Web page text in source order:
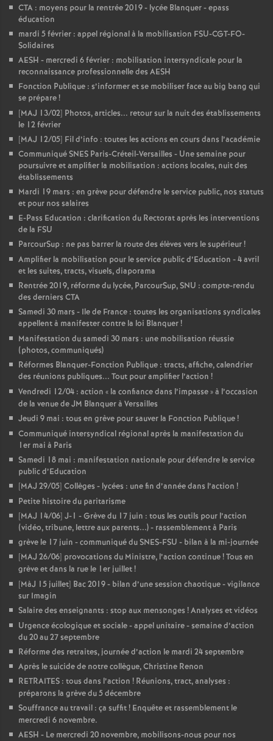
CTA : moyens pour la rentrée 2019 - lycée Blanquer - epass
éducation
mardi 5 février : appel régional à la mobilisation FSU-CGT-FO-
Solidaires
AESH - mercredi 6 février : mobilisation intersyndicale pour la
reconnaissance professionnelle des AESH
Fonction Publique : s’informer et se mobiliser face au big bang qui
se prépare!
[MAJ 13/02] Photos, articles... retour sur la nuit des établissements
le 12 février
[MAJ 12/05] Fil d’info : toutes les actions en cours dans l’académie
Communiqué SNES Paris-Créteil-Versailles - Une semaine pour
poursuivre et amplifier la mobilisation : actions locales, nuit des
établissements
Mardi 19 mars : en grève pour défendre le service public, nos statuts
et pour nos salaires
E-Pass Education : clarification du Rectorat après les interventions
de la FSU
ParcourSup : ne pas barrer la route des élèves vers le supérieur!
Amplifier la mobilisation pour le service public d’Education - 4 avril
et les suites, tracts, visuels, diaporama
Rentrée 2019, réforme du lycée, ParcourSup, SNU : compte-rendu
des derniers CTA
Samedi 30 mars - Ile de France : toutes les organisations syndicales
appellent à manifester contre la loi Blanquer!
Manifestation du samedi 30 mars : une mobilisation réussie
(photos, communiqués)
Réformes Blanquer-Fonction Publique : tracts, affiche, calendrier
des réunions publiques... Tout pour amplifier l’action !
Vendredi 12/04 : action « la confiance dans l’impasse» à l’occasion
de la venue de JM Blanquer à Versailles
Jeudi 9 mai : tous en grève pour sauver la Fonction Publique!
Communiqué intersyndical régional après la manifestation du
1er mai à Paris
Samedi 18 mai : manifestation nationale pour défendre le service
public d’Education
[MAJ 29/05] Collèges - lycées : une fin d’année dans l’action !
Petite histoire du paritarisme
[MAJ 14/06] J-1 - Grève du 17 juin : tous les outils pour l’action
(vidéo, tribune, lettre aux parents...) - rassemblement à Paris
grève le 17 juin - communiqué du SNES-FSU - bilan à la mi-journée
[MAJ 26/06] provocations du Ministre, l’action continue! Tous en
grève et dans la rue le 1er juillet!
[MàJ 15 juillet] Bac 2019 - bilan d’une session chaotique - vigilance
sur Imagin
Salaire des enseignants : stop aux mensonges ! Analyses et vidéos
Urgence écologique et sociale - appel unitaire - semaine d’action
du 20 au 27 septembre
Réforme des retraites, journée d’action le mardi 24 septembre
Après le suicide de notre collègue, Christine Renon
RETRAITES : tous dans l’action ! Réunions, tract, analyses :
préparons la grève du 5 décembre
Souffrance au travail : ça suffit! Enquête et rassemblement le
mercredi 6 novembre.
AESH - Le mercredi 20 novembre, mobilisons-nous pour nos